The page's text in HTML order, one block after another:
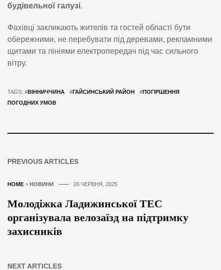
будівельної галузі.
Фахівці закликають жителів та гостей області бути
обережними, не перебувати під деревами, рекламними
щитами та лініями електропередач під час сильного
вітру.
TAGS: #ВІННИЧЧИНА #ГАЙСИНСЬКИЙ РАЙОН #ПОГІРШЕННЯ
ПОГОДНИХ УМОВ
PREVIOUS ARTICLES
HOME > НОВИНИ 26 ЧЕРВНЯ, 2025
Молодіжка Ладижинської ТЕС
організувала велозаїзд на підтримку
захисників
NEXT ARTICLES